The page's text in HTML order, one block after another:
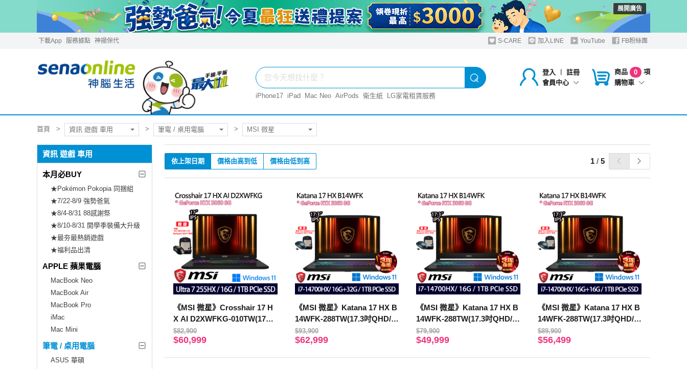
展開廣告
下載App 服務據點 神揚保代 S-CARE 加入LINE YouTube FB粉絲團
登入 ︱
註冊
會員中心
商品 0
項
購物車
iPhone17 iPad Mac Neo AirPods 衛生紙 LG家電租賃服務
首頁 資訊 遊戲 車用 筆電 / 桌用電腦 MSI 微星
資訊 遊戲 車用
本月必BUY
★Pokémon Pokopia 同捆組
★7/22-8/9 強勢爸氣
★8/4-8/31 88感謝祭
★8/10-8/31 開學季裝備大升級
★最夯最熱銷遊戲
★福利品出清
APPLE 蘋果電腦
MacBook Neo
MacBook Air
MacBook Pro
iMac
Mac Mini
筆電 / 桌用電腦
ASUS 華碩
依上架日期 價格由高到低 價格由低到高 1 / 5
《MSI 微星》Crosshair 17 H
X AI D2XWFKG-010TW(17吋
QHD+/Ultra 7 255HX/16G/1T
B/RTX5060)
$82,900
$60,999
《MSI 微星》Katana 17 HX B
14WFK-288TW(17.3吋QHD/i7
-14700HX/16G+32G/1TB/RTX
5060/特仕版)
$93,900
$62,999
《MSI 微星》Katana 17 HX B
14WFK-288TW(17.3吋QHD/i7
-14700HX/16G/1TB SSD/RTX
5060/Win11)
$79,900
$49,999
《MSI 微星》Katana 17 HX B
14WFK-288TW(17.3吋QHD/i7
-14700HX/16G+16G/1TB/RTX
5060/特仕版)
$89,900
$56,499